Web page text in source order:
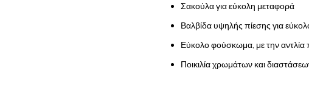
Σακούλα για εύκολη μεταφορά
Βαλβίδα υψηλής πίεσης για
Εύκολο φούσκωμα, με την αντλία
Ποικιλία χρωμάτων και